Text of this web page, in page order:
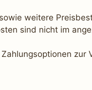
weitere
sind nicht im
zur